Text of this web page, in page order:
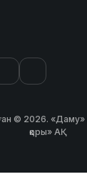
© 2026.
қоры» АҚ